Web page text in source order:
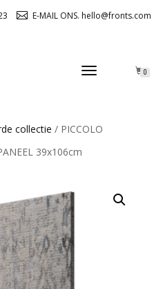
E-MAIL ONS. hello@fronts.com
TOGGLE
0
collectie / PICCOLO
39x106cm